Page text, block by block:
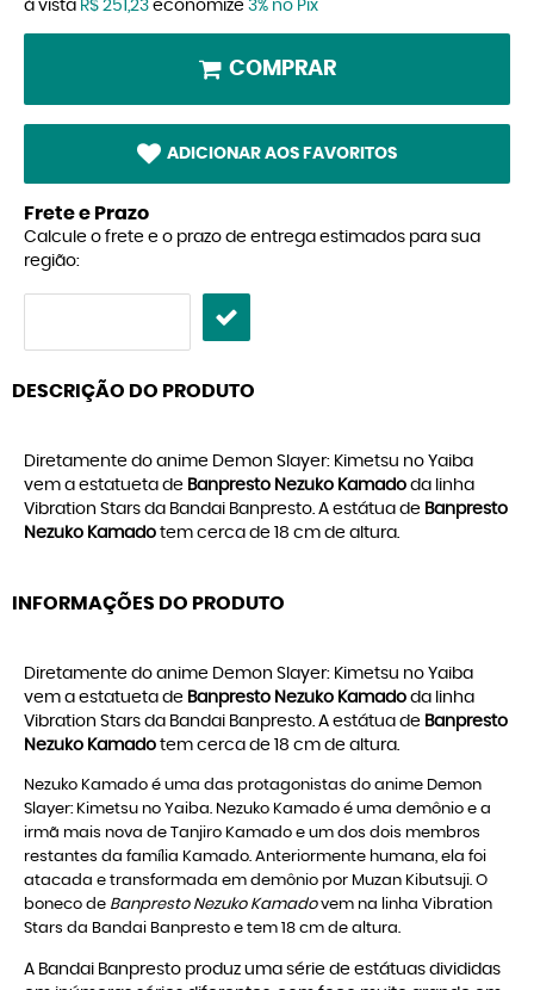
à vista R$ 251,23 economize 3% no Pix
COMPRAR
ADICIONAR AOS FAVORITOS
Frete e Prazo
Calcule o frete e o prazo de entrega estimados para sua
região:
DESCRIÇÃO DO PRODUTO
Diretamente do anime Demon Slayer: Kimetsu no Yaiba
vem a estatueta de Banpresto Nezuko Kamado da linha
Vibration Stars da Bandai Banpresto. A estátua de Banpresto
Nezuko Kamado tem cerca de 18 cm de altura.
INFORMAÇÕES DO PRODUTO
Diretamente do anime Demon Slayer: Kimetsu no Yaiba
vem a estatueta de Banpresto Nezuko Kamado da linha
Vibration Stars da Bandai Banpresto. A estátua de Banpresto
Nezuko Kamado tem cerca de 18 cm de altura.
Nezuko Kamado é uma das protagonistas do anime Demon
Slayer: Kimetsu no Yaiba. Nezuko Kamado é uma demônio e a
irmã mais nova de Tanjiro Kamado e um dos dois membros
restantes da família Kamado. Anteriormente humana, ela foi
atacada e transformada em demônio por Muzan Kibutsuji. O
boneco de Banpresto Nezuko Kamadovem na linha Vibration
Stars da Bandai Banpresto e tem 18 cm de altura.
A Bandai Banpresto produz uma série de estátuas divididas